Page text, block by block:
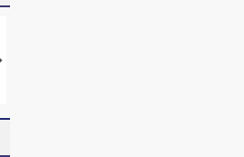
马航飞行员跨国走私7万